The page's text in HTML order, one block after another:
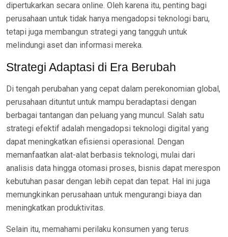
dipertukarkan secara online. Oleh karena itu, penting bagi
perusahaan untuk tidak hanya mengadopsi teknologi baru,
tetapi juga membangun strategi yang tangguh untuk
melindungi aset dan informasi mereka.
Strategi Adaptasi di Era Berubah
Di tengah perubahan yang cepat dalam perekonomian global,
perusahaan dituntut untuk mampu beradaptasi dengan
berbagai tantangan dan peluang yang muncul. Salah satu
strategi efektif adalah mengadopsi teknologi digital yang
dapat meningkatkan efisiensi operasional. Dengan
memanfaatkan alat-alat berbasis teknologi, mulai dari
analisis data hingga otomasi proses, bisnis dapat merespon
kebutuhan pasar dengan lebih cepat dan tepat. Hal ini juga
memungkinkan perusahaan untuk mengurangi biaya dan
meningkatkan produktivitas.
Selain itu, memahami perilaku konsumen yang terus